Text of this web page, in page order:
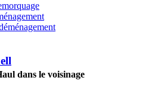
dans le voisinage